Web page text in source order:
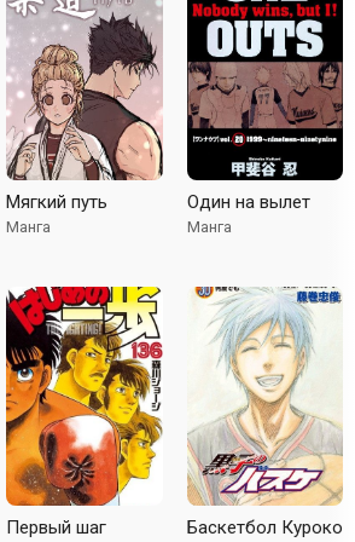
Мягкий путь
Манга
Один на вылет
Манга
Первый шаг Баскетбол Куроко